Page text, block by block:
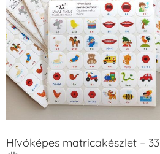
Hívóképes matricakészlet – 33